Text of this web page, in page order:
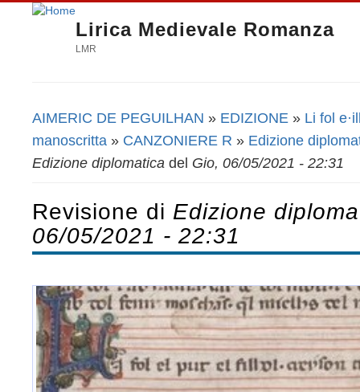
Lirica Medievale Romanza
LMR
Tu sei qui
AIMERIC DE PEGUILHAN » EDIZIONE » Li fol
manoscritta » CANZONIERE R » Edizione
Edizione diplomatica del Gio, 06/05/2021 - 22:31
Revisione di Edizione
06/05/2021 - 22:31